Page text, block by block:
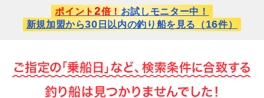
ポイント 2倍！ お試しモニター中！
新規加盟から30 日以内の釣り船を見る（16件）